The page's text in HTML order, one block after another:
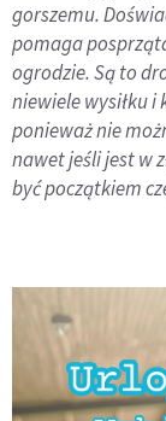
gorszemu.
pomaga
ogrodzie. Są to
niewiele wysiłku i
ponieważ nie
nawet jeśli jest w
być początkiem